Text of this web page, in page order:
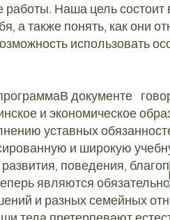
Наша цель состоит
а также понять, как
использовать
В документе
и экономическое
уставных
и широкую
поведения,
являются
и разных семейных